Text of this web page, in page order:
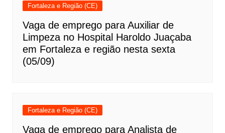
Fortaleza e Região (CE)
Vaga de emprego para Auxiliar de
Limpeza no Hospital Haroldo Juaçaba
em Fortaleza e região nesta sexta
(05/09)
Fortaleza e Região (CE)
Vaga de emprego para Analista de